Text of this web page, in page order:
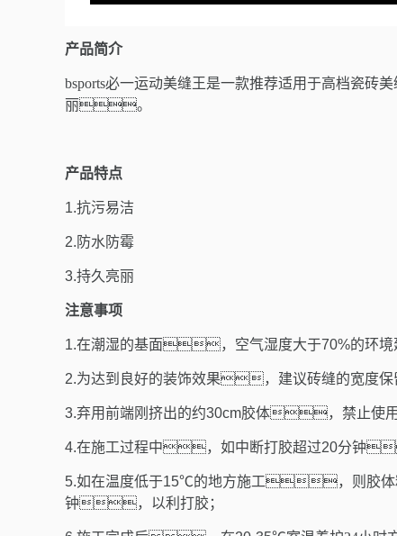
产品简介
bsports必一运动美缝王是一款推荐适用于高档
丽。
产品特点
1.抗污易洁
2.防水防霉
3.持久亮丽
注意事项
1.在潮湿的基面，空气湿度大于70%的环
2.为达到良好的装饰效果，建议砖缝的宽度保
3.弃用前端刚挤出的约30cm胶体，禁止使用
4.在施工过程中，如中断打胶超过20分钟
5.如在温度低于15℃的地方施工，则胶体粘
钟，以利打胶；